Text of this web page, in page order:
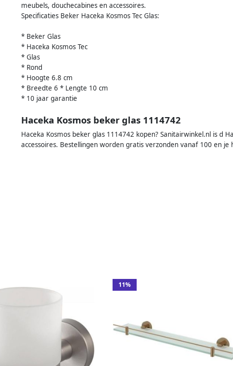
meubels, douchecabines en accessoires.
Specificaties Beker Haceka Kosmos Tec Glas:
* Beker Glas
* Haceka Kosmos Tec
* Glas
* Rond
* Hoogte 6.8 cm
* Breedte 6 * Lengte 10 cm
* 10 jaar garantie
Haceka Kosmos beker glas 1114742
Haceka Kosmos beker glas 1114742 kopen? Sanitairwinkel.nl is d
accessoires. Bestellingen worden gratis verzonden vanaf 100 en
11%